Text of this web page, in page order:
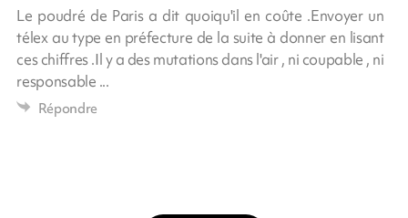
Le poudré de Paris a dit quoiqu'il en coûte .Envoyer un
télex au type en préfecture de la suite à donner en lisant
ces chiffres .Il y a des mutations dans l'air , ni coupable , ni
responsable ...
Répondre